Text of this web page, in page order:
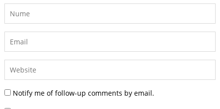
Notify me of follow-up comments by email.